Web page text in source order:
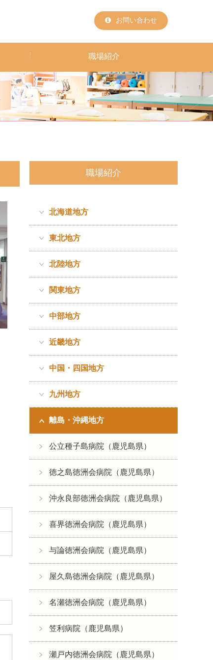
職場紹介
お問い合わせ
職場紹介
北海道地方
東北地方
北陸地方
関東地方
中部地方
近畿地方
中国・四国地方
九州地方
離島・沖縄地方
公立種子島病院（鹿児島県）
徳之島徳洲会病院（鹿児島県）
沖永良部徳洲会病院（鹿児島県）
喜界徳洲会病院（鹿児島県）
与論徳洲会病院（鹿児島県）
屋久島徳洲会病院（鹿児島県）
名瀬徳洲会病院（鹿児島県）
笠利病院（鹿児島県）
瀬戸内徳洲会病院（鹿児島県）